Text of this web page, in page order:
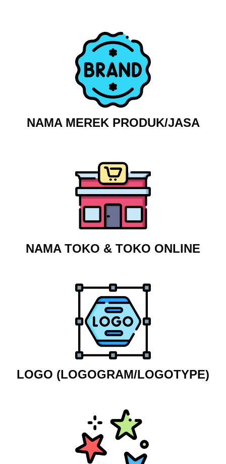
NAMA MEREK PRODUK/JASA
NAMA TOKO & TOKO ONLINE
LOGO (LOGOGRAM/LOGOTYPE)